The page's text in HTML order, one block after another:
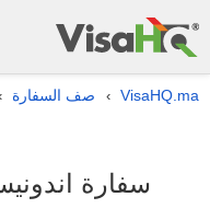
VisaHQ.ma
› صف السفارة
سفارة